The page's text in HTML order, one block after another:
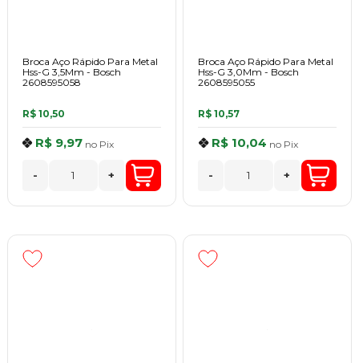
Broca Aço Rápido Para Metal
Hss-G 3,5Mm - Bosch
2608595058
R$ 10,50
R$ 9,97 no Pix
- +
Broca Aço Rápido Para Metal
Hss-G 3,0Mm - Bosch
2608595055
R$ 10,57
R$ 10,04 no Pix
- +